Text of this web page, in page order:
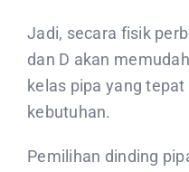
Jadi, secara fisik
dan D akan
kelas pipa yang
kebutuhan.
Pemilihan dinding